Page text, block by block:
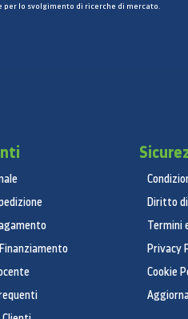
per lo svolgimento di ricerche di mercato.
Diritto
Termini
Privacy
Cookie